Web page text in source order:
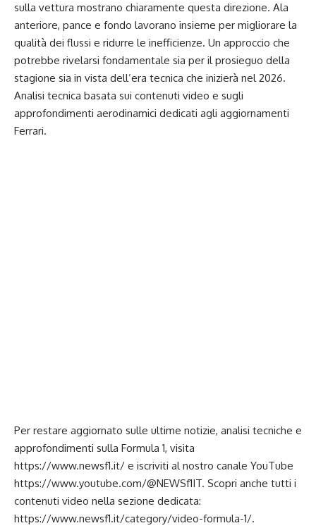
sulla vettura mostrano chiaramente questa direzione. Ala
anteriore, pance e fondo lavorano insieme per migliorare la
qualità dei flussi e ridurre le inefficienze. Un approccio che
potrebbe rivelarsi fondamentale sia per il prosieguo della
stagione sia in vista dell’era tecnica che inizierà nel 2026.
Analisi tecnica basata sui contenuti video e sugli
approfondimenti aerodinamici dedicati agli aggiornamenti
Ferrari.
Per restare aggiornato sulle ultime notizie, analisi tecniche e
approfondimenti sulla Formula 1, visita
https://www.newsf1.it/ e iscriviti al nostro canale YouTube
https://www.youtube.com/@NEWSf1IT. Scopri anche tutti i
contenuti video nella sezione dedicata:
https://www.newsf1.it/category/video-formula-1/.